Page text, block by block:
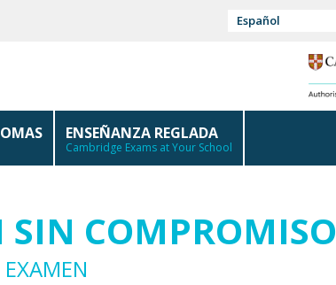
Español
ENSEÑANZA REGLADA
Cambridge Exams at Your School
COMPROMISO